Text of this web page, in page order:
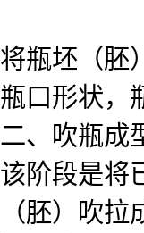
将瓶坯（胚
瓶口形状，
二、吹瓶成
该阶段是将
（胚）吹拉